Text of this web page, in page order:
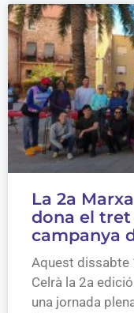
La 2a
dona el tret
campanya
Aquest dissabte
Celrà la 2a
una jornada